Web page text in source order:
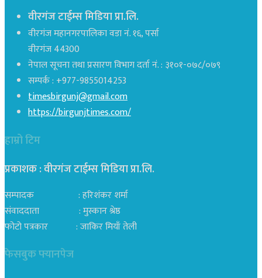
वीरगंज टाईम्स मिडिया प्रा.लि.
वीरगंज महानगरपालिका वडा नं. १६, पर्सा
वीरगंज 44300
नेपाल सूचना तथा प्रसारण विभाग दर्ता नं. : ३१०१-०७८/०७९
सम्पर्क : +977-9855014253
timesbirgunj@gmail.com
https://birgunjtimes.com/
हाम्रो टिम
प्रकाशक : वीरगंज टाईम्स मिडिया प्रा‍.लि.
सम्पादक : हरिशंकर शर्मा
संवाददाता : मुस्कान श्रेष्ठ
फोटो पत्रकार : जाकिर मियाँ तेली
फेसबुक फ्यानपेज